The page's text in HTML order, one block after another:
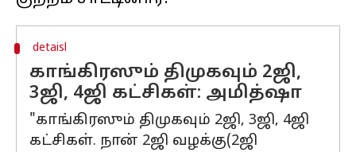
detaisl
காங்கிரஸும் திமுகவும் 2ஜி,
3ஜி, 4ஜி கட்சிகள்: அமித்ஷா
"காங்கிரஸும் திமுகவும் 2ஜி, 3ஜி, 4ஜி
கட்சிகள். நான் 2ஜி வழக்கு(2ஜி